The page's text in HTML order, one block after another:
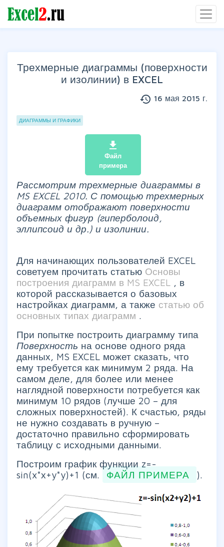
Трехмерные диаграммы (поверхности
и изолинии) в EXCEL
history 16 мая 2015 г.
Группы статей
ДИАГРАММЫ И ГРАФИКИ
file_download
Файл
примера
Рассмотрим трехмерные диаграммы в
MS EXCEL 2010. С помощью трехмерных
диаграмм отображают поверхности
объемных фигур (гиперболоид,
эллипсоид и др.) и изолинии.
Для начинающих пользователей EXCEL
советуем прочитать статью Основы
построения диаграмм в MS EXCEL , в
которой рассказывается о базовых
настройках диаграмм, а также статью об
основных типах диаграмм .
При попытке построить диаграмму типа
Поверхность на основе одного ряда
данных, MS EXCEL может сказать, что
ему требуется как минимум 2 ряда. На
самом деле, для более или менее
наглядной поверхности потребуется как
минимум 10 рядов (лучше 20 – для
сложных поверхностей). К счастью, ряды
не нужно создавать в ручную –
достаточно правильно сформировать
таблицу с исходными данными.
Построим график функции z=-
sin(x*х+y*y)+1 (см.
ФАЙЛ ПРИМЕРА ).